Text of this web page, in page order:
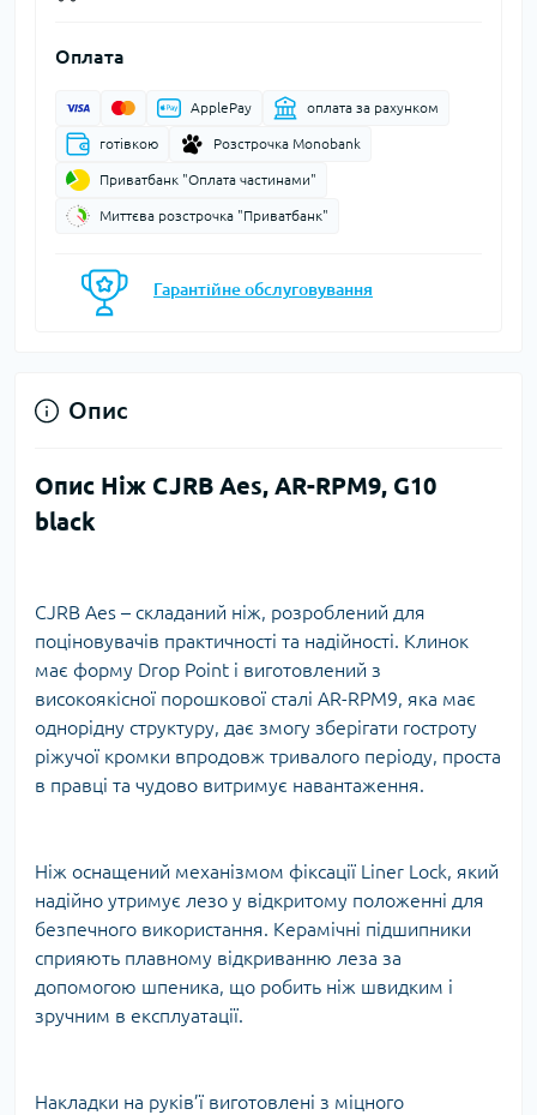
Оплата
ApplePay оплата за рахунком
готівкою Розстрочка Monobank
Приватбанк "Оплата частинами"
Миттєва розстрочка "Приватбанк"
Гарантійне обслуговування
Опис
Опис Ніж CJRB Aes, AR-RPM9, G10
black
CJRB Aes – складаний ніж, розроблений для
поціновувачів практичності та надійності. Клинок
має форму Drop Point і виготовлений з
високоякісної порошкової сталі AR-RPM9, яка має
однорідну структуру, дає змогу зберігати гостроту
ріжучої кромки впродовж тривалого періоду, проста
в правці та чудово витримує навантаження.
Ніж оснащений механізмом фіксації Liner Lock, який
надійно утримує лезо у відкритому положенні для
безпечного використання. Керамічні підшипники
сприяють плавному відкриванню леза за
допомогою шпеника, що робить ніж швидким і
зручним в експлуатації.
Накладки на руків’ї виготовлені з міцного